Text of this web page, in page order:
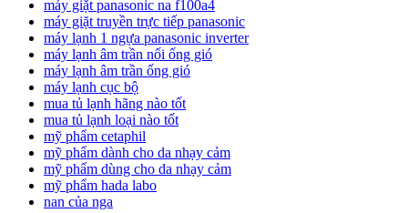
máy giặt panasonic na f100a4
máy giặt truyền trực tiếp panasonic
máy lạnh 1 ngựa panasonic inverter
máy lạnh âm trần nối ống gió
máy lạnh âm trần ống gió
máy lạnh cục bộ
mua tủ lạnh hãng nào tốt
mua tủ lạnh loại nào tốt
mỹ phẩm cetaphil
mỹ phẩm dành cho da nhạy cảm
mỹ phẩm dùng cho da nhạy cảm
mỹ phẩm hada labo
nan của nga